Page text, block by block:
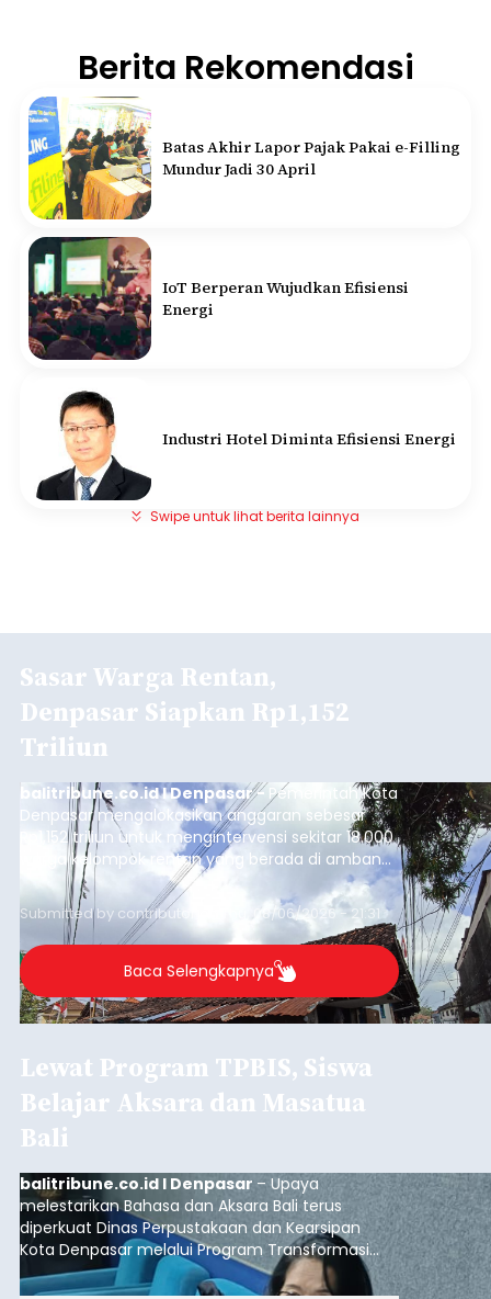
Berita Rekomendasi
Batas Akhir Lapor Pajak Pakai e-Filling
Mundur Jadi 30 April
IoT Berperan Wujudkan Efisiensi
Energi
Industri Hotel Diminta Efisiensi Energi
Swipe untuk lihat berita lainnya
Sasar Warga Rentan,
Denpasar Siapkan Rp1,152
Triliun
balitribune.co.id I Denpasar - Pemerintah Kota
Denpasar mengalokasikan anggaran sebesar
Rp1,152 triliun untuk mengintervensi sekitar 18.000
warga kelompok rentan yang berada di ambang
garis kemiskinan. Langkah strategis ini diambil
guna menjaga masyarakat yang berada pada
kelompok desil 5 dan 6 tersebut agar tidak
merosot ke kategori miskin.
Submitted by contributor Thu, 08/06/2026 - 21:31
Baca Selengkapnya
Lewat Program TPBIS, Siswa
Belajar Aksara dan Masatua
Bali
balitribune.co.id I Denpasar – Upaya
melestarikan Bahasa dan Aksara Bali terus
diperkuat Dinas Perpustakaan dan Kearsipan
Kota Denpasar melalui Program Transformasi
Perpustakaan Berbasis Inklusi Sosial (TPBIS).
Tahun ini, sebanyak 63 siswa kelas IV dan V SD